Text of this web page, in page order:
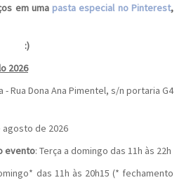
em uma pasta especial no Pinterest,
:)
2026
- Rua Dona Ana Pimentel, s/n portaria G4
agosto de 2026
evento: Terça a domingo das 11h às 22h
das 11h às 20h15 (* fechamento